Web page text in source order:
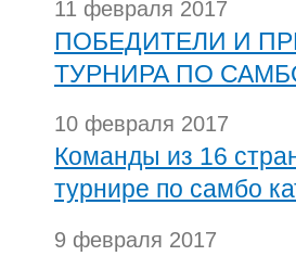
11 февраля 2017
ПОБЕДИТЕЛИ И
ТУРНИРА ПО
10 февраля 2017
Команды из 16
турнире по самбо
9 февраля 2017